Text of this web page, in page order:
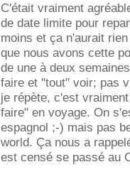
C'était vraiment
de date limite pour
moins et ça n'aurait
que nous avons cette
de une à deux
faire et "tout" voir; pas
je répète, c'est
faire" en voyage. On
espagnol ;-) mais pas
world. Ça nous a
est censé se passé au